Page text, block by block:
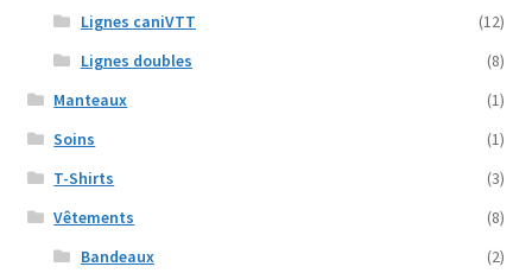
Lignes caniVTT
(12)
Lignes doubles
(8)
Manteaux
(1)
Soins
(1)
T-Shirts
(3)
Vêtements
(8)
Bandeaux
(2)